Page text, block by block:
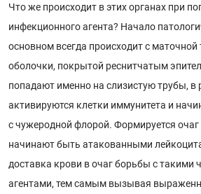
Что же происходит в этих органах при
инфекционного агента? Начало
основном всегда происходит с маточной
оболочки, покрытой реснитчатым
попадают именно на слизистую трубы, в
активируются клетки иммунитета и
с чужеродной флорой. Формируется очаг
начинают быть атакованными
доставка крови в очаг борьбы с такими
агентами, тем самым вызывая